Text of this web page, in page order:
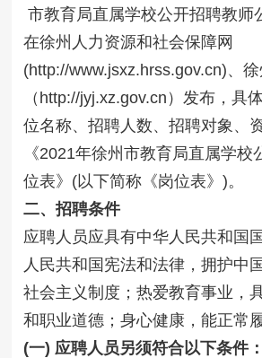
市教育局直属学校公开招聘教师
在徐州人力资源和社会保障网
(http://www.jsxz.hrss.gov.cn)、
（http://jyj.xz.gov.cn）发布，具
位名称、招聘人数、招聘对象、
《2021年徐州市教育局直属学校
位表》(以下简称《岗位表》)。
二、招聘条件
应聘人员应具有中华人民共和国
人民共和国宪法和法律，拥护中
社会主义制度；热爱教育事业，
和职业道德；身心健康，能正常
(一) 应聘人员另须符合以下条件：